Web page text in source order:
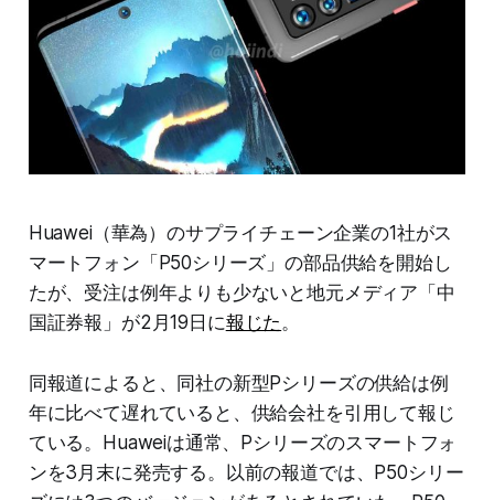
Huawei（華為）のサプライチェーン企業の1社がス
マートフォン「P50シリーズ」の部品供給を開始し
たが、受注は例年よりも少ないと地元メディア「中
国証券報」が2月19日に報じた。
同報道によると、同社の新型Pシリーズの供給は例
年に比べて遅れていると、供給会社を引用して報じ
ている。Huaweiは通常、Pシリーズのスマートフォ
ンを3月末に発売する。以前の報道では、P50シリー